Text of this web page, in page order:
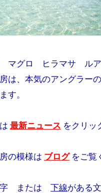
マグロ ヒラマサ ルア
は、本気のアングラー
す。
最新ニュース をクリッ
の模様は ブログをご覧
字 または 下線がある